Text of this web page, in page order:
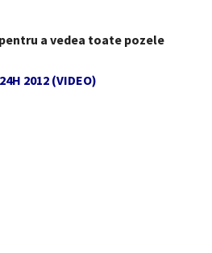
a vedea toate pozele
2012 (VIDEO)